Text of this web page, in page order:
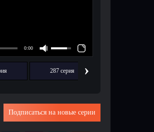
287 серия ›
Подписаться на новые серии